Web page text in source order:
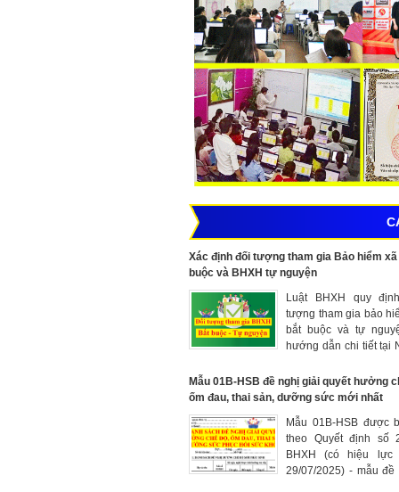
Xác định đối tượng tham gia Bảo hiểm xã
buộc và BHXH tự nguyện
Luật BHXH quy
tượng tham gia bảo
bắt buộc và tự
hướng dẫn chi tiết tại
159/2025/NĐ-CP có
01/7/2025
Mẫu 01B-HSB đề nghị giải quyết hưởng
ốm đau, thai sản, dưỡng sức mới nhất
Mẫu 01B-HSB được
theo Quyết định số
BHXH (có hiệu lực
29/07/2025) - mẫu